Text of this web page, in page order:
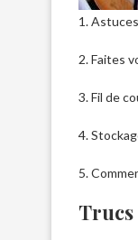
1.
2. Faites
3. Fil de
4.
5.
Trucs